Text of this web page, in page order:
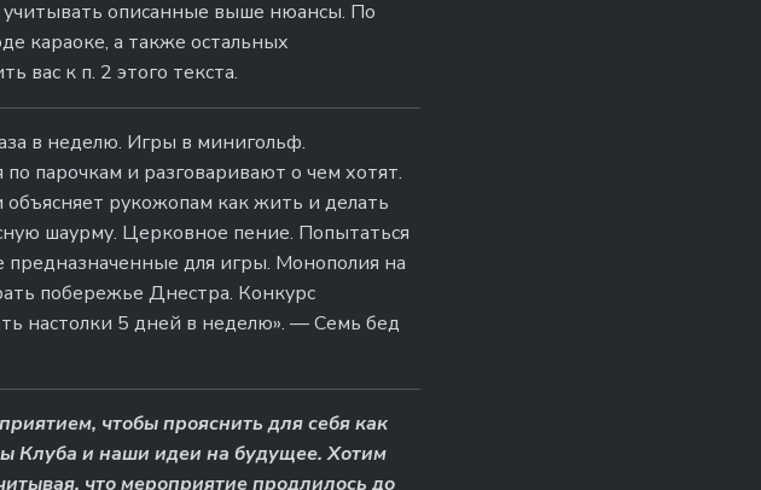
описанные выше нюансы. По
караоке, а также остальных
вас к п. 2 этого текста.
в неделю. Игры в минигольф.
парочкам и разговаривают о чем хотят.
рукожопам как жить и делать
шаурму. Церковное пение. Попытаться
предназначенные для игры. Монополия на
побережье Днестра. Конкурс
настолки 5 дней в неделю». — Семь бед
чтобы прояснить для себя как
Клуба и наши идеи на будущее. Хотим
что мероприятие продлилось до